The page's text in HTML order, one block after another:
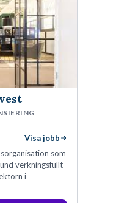
Visa jobb
som
verkningsfullt
i